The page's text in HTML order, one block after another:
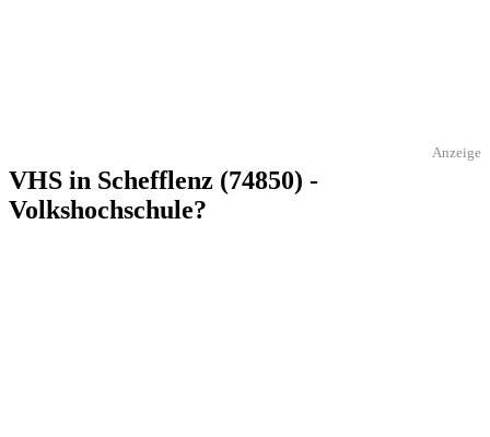
Anzeige
VHS in Schefflenz (74850) -
Volkshochschule?